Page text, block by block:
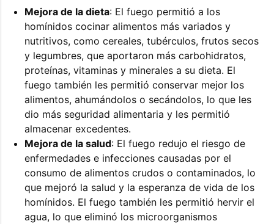
Mejora de la dieta: El fuego permitió a los
homínidos cocinar alimentos más variados y
nutritivos, como cereales, tubérculos, frutos secos
y legumbres, que aportaron más carbohidratos,
proteínas, vitaminas y minerales a su dieta. El
fuego también les permitió conservar mejor los
alimentos, ahumándolos o secándolos, lo que les
dio más seguridad alimentaria y les permitió
almacenar excedentes.
Mejora de la salud: El fuego redujo el riesgo de
enfermedades e infecciones causadas por el
consumo de alimentos crudos o contaminados, lo
que mejoró la salud y la esperanza de vida de los
homínidos. El fuego también les permitió hervir el
agua, lo que eliminó los microorganismos